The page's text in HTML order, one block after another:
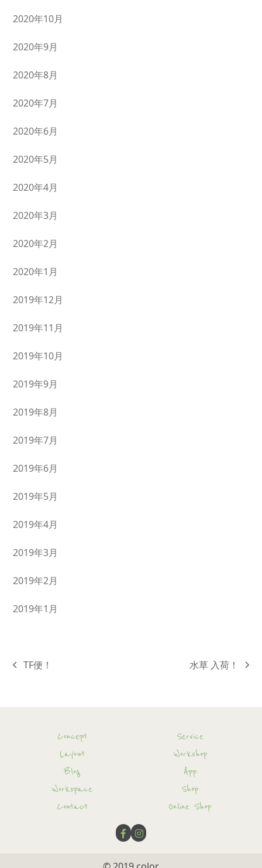
2020年10月
2020年9月
2020年8月
2020年7月
2020年6月
2020年5月
2020年4月
2020年3月
2020年2月
2020年1月
2019年12月
2019年11月
2019年10月
2019年9月
2019年8月
2019年7月
2019年6月
2019年5月
2019年4月
2019年3月
2019年2月
2019年1月
previous
TF便！
next
水草 入荷！
Concept
Service
Layout
Workshop
Blog
App
Workspace
Shop
Contact
Online Shop